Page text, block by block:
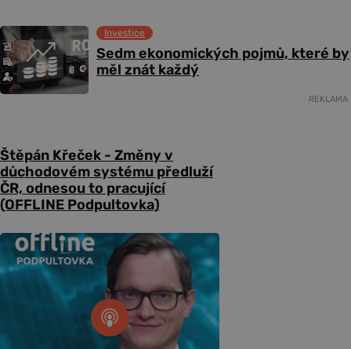
Sedm ekonomických pojmů, které by
měl znát každý
Investice
REKLAMA
Štěpán Křeček - Změny v
důchodovém systému předluží
ČR, odnesou to pracující
(OFFLINE Podpultovka)